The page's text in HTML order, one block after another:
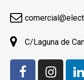
C/Laguna de